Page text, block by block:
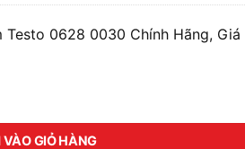
0628 0030 Chính Hãng, Giá
0628 0030 số lượng
GIỎ HÀNG